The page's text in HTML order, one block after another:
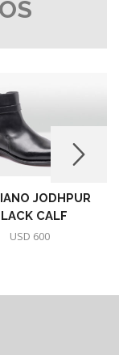
JODHPUR
CALF
USD 600